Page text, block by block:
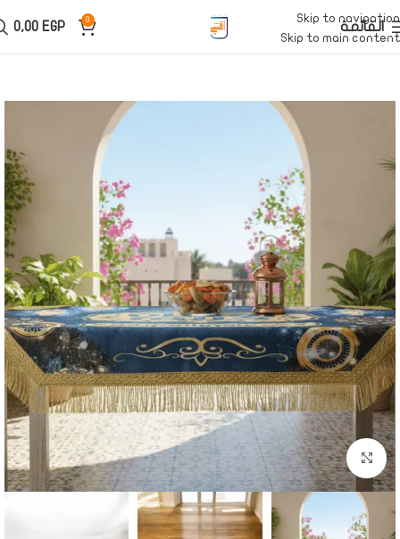
Skip to navigation
Skip to main content
القائمة 0
0,00 EGP
Click to enlarge